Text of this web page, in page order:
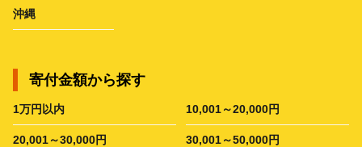
沖縄
寄付金額から探す
1万円以内 10,001～20,000円
20,001～30,000円 30,001～50,000円